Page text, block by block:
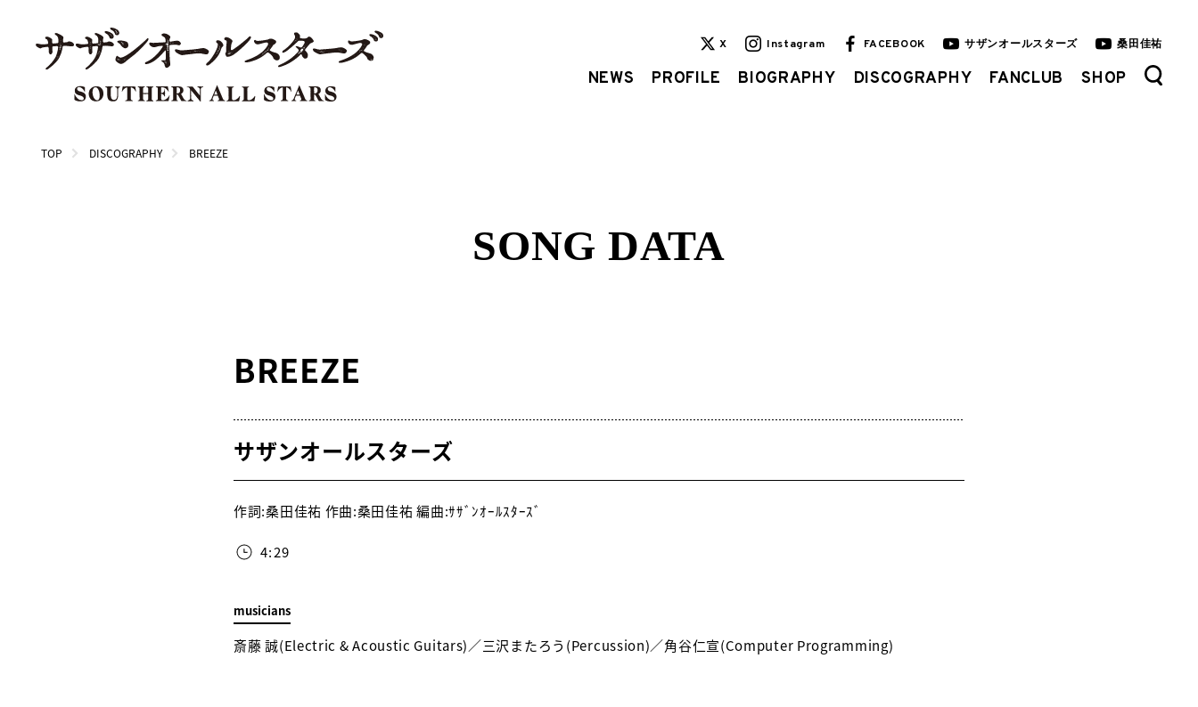
X Instagram FACEBOOK サザンオールスターズ 桑田佳祐
NEWS PROFILE BIOGRAPHY DISCOGRAPHY FANCLUB SHOP
TOP DISCOGRAPHY BREEZE
SONG DATA
BREEZE
サザンオールスターズ
作詞:桑田佳祐 作曲:桑田佳祐 編曲:ｻｻﾞﾝｵｰﾙｽﾀｰｽﾞ
4:29
musicians
斎藤 誠(Electric & Acoustic Guitars)／三沢またろう(Percussion)／角谷仁宣(Computer Programming)